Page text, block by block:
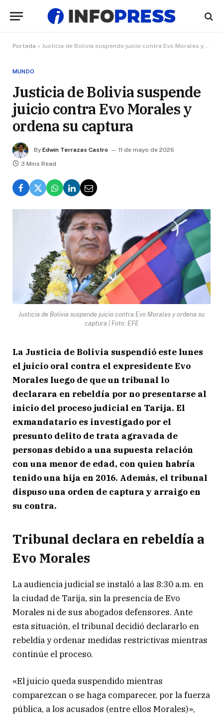
Portada » Justicia de Bolivia suspende juicio contra Evo Morales y ordena su captura
MUNDO
Justicia de Bolivia suspende
juicio contra Evo Morales y
ordena su captura
By Edwin Terrazas Castro
11 de mayo de 2026
3 Mins Read
Justicia de Bolivia suspende juicio contra Evo Morales y ordena su
captura | Foto: EFE
La Justicia de Bolivia suspendió este lunes
el juicio oral contra el expresidente Evo
Morales luego de que un tribunal lo
declarara en rebeldía por no presentarse al
inicio del proceso judicial en Tarija. El
exmandatario es investigado por el
presunto delito de trata agravada de
personas debido a una supuesta relación
con una menor de edad, con quien habría
tenido una hija en 2016. Además, el tribunal
dispuso una orden de captura y arraigo en
su contra.
Tribunal declara en rebeldía a
Evo Morales
La audiencia judicial se instaló a las 8:30 a.m. en
la ciudad de Tarija, sin la presencia de Evo
Morales ni de sus abogados defensores. Ante
esta situación, el tribunal decidió declararlo en
rebeldía y ordenar medidas restrictivas mientras
continúe el proceso.
«El juicio queda suspendido mientras
comparezcan o se haga comparecer, por la fuerza
pública, a los acusados (entre ellos Morales)»,